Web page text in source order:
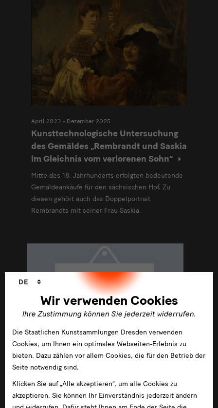
April 2023 - Dezember 2025
Kunsttechnologische Untersuchung
des Gemäldes „Rembrandt und Saskia
im Gleichnis vom verlorenen Sohn“
Mitte des 18. Jahrhunderts erfolgten bedeutende
Gemäldeankäufe für den sächsischen Hof. Zu
diesen gehört auch das Doppelportrait
Rembrandts mit seiner Frau Saskia.
Januar 2005 - Dezember 2009
Kunsttransfer – die deutsch-
russischen Kulturbeziehungen seit
Wir verwenden Cookies
Ihre Zustimmung können Sie jederzeit widerrufen.
Sprachwechsler
DE
Die Staatlichen Kunstsammlungen Dresden verwenden
Cookies, um Ihnen ein optimales Webseiten-Erlebnis zu
bieten. Dazu zählen vor allem Cookies, die für den Betrieb der
Seite notwendig sind.
Klicken Sie auf „Alle akzeptieren“, um alle Cookies zu
akzeptieren. Sie können Ihr Einverständnis jederzeit ändern